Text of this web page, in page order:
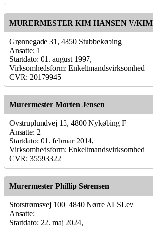
MURERMESTER KIM HANSEN V/
Grønnegade 31, 4850 Stubbekøbing
Ansatte: 1
Startdato: 01. august 1997,
Virksomhedsform: Enkeltmandsvirksomhed
CVR: 20179945
Murermester Morten Jensen
Ovstruplundvej 13, 4800 Nykøbing F
Ansatte: 2
Startdato: 01. februar 2014,
Virksomhedsform: Enkeltmandsvirksomhed
CVR: 35593322
Murermester Phillip Sørensen
Storstrømsvej 100, 4840 Nørre ALSLev
Ansatte:
Startdato: 22. maj 2024,